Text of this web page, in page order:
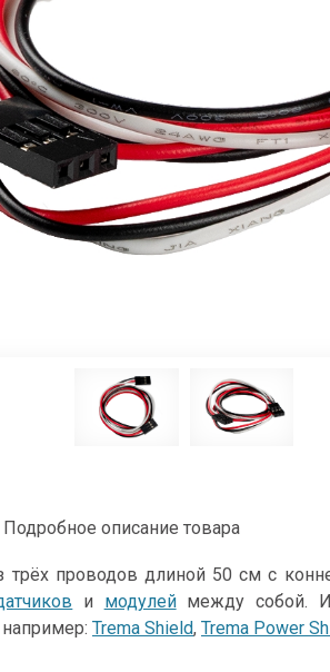
Подробное описание товара
трёх проводов длиной 50 см с
и модулеймежду собой.
Trema Shield, Trema Power